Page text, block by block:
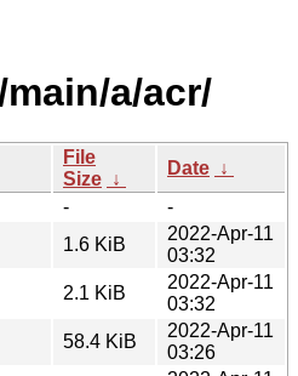
a/acr/
File
Size ↓
Date ↓
-
-
1.6 KiB
2022-Apr-11
03:32
2.1 KiB
2022-Apr-11
03:32
58.4 KiB
2022-Apr-11
03:26